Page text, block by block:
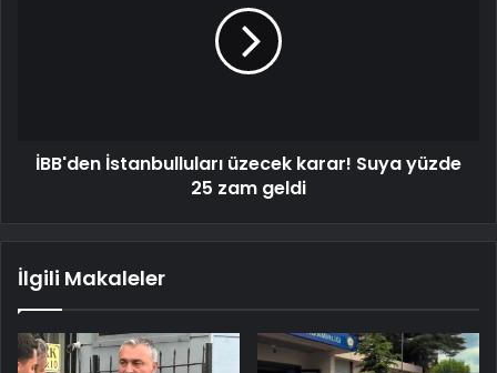
İBB'den İstanbulluları üzecek karar! Suya yüzde
25 zam geldi
İlgili Makaleler